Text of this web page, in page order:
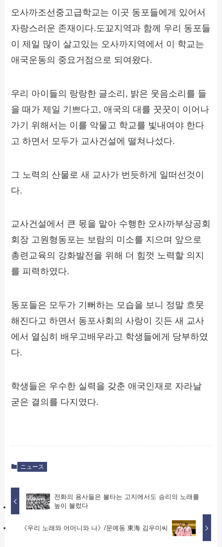
오사까조선중고급학교는 이곳 동포들에게 있어서
자랑스러운 존재이다.도꾜지역과 함께 우리 동포들
이 제일 많이 살고있는 오사까지역에서 이 학교는
애국운동의 중요거점으로 되여왔다.
우리 아이들의 랑랑한 글소리, 밝은 웃음소리를 들
을 때가 제일 기쁘다고, 애국의 대를 꿋꿋이 이어나
가기 위해서는 이를 악물고 학교를 빛내여야 한다
고 하면서 모두가 교사건설에 떨쳐나섰다.
그 노력의 산물로 새 교사가 번듯하게 일떠선것이
다.
교사건설에서 큰 몫을 맡아 수행한 오사까부상공회
회장 고원형동포는 보람의 미소를 지으며 앞으로
총련교육의 강화발전을 위해 더 힘껏 노력할 의지
를 피력하였다.
동포들은 모두가 기뻐하는 모습을 보니 정말 흐뭇
해진다고 하면서 동포사회의 사랑이 깃든 새 교사
에서 열심히 배우고배우라고 학생들에게 당부하였
다.
학생들은 우수한 실력을 갖춘 애국인재로 자라날
굳은 결의를 다지였다.
ニュース
전화의 용사들은 불타는 고지에서도 승리의 노래를
높이 불렀다
《우리 노래와 어머니와 나》/문예동 東海 김우미씨